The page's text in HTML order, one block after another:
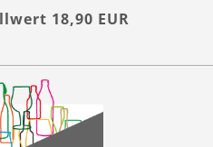
18,90 EUR